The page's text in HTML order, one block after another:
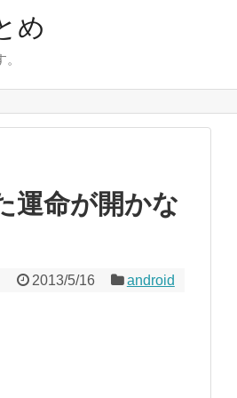
め
運命が開かな
2013/5/16 android